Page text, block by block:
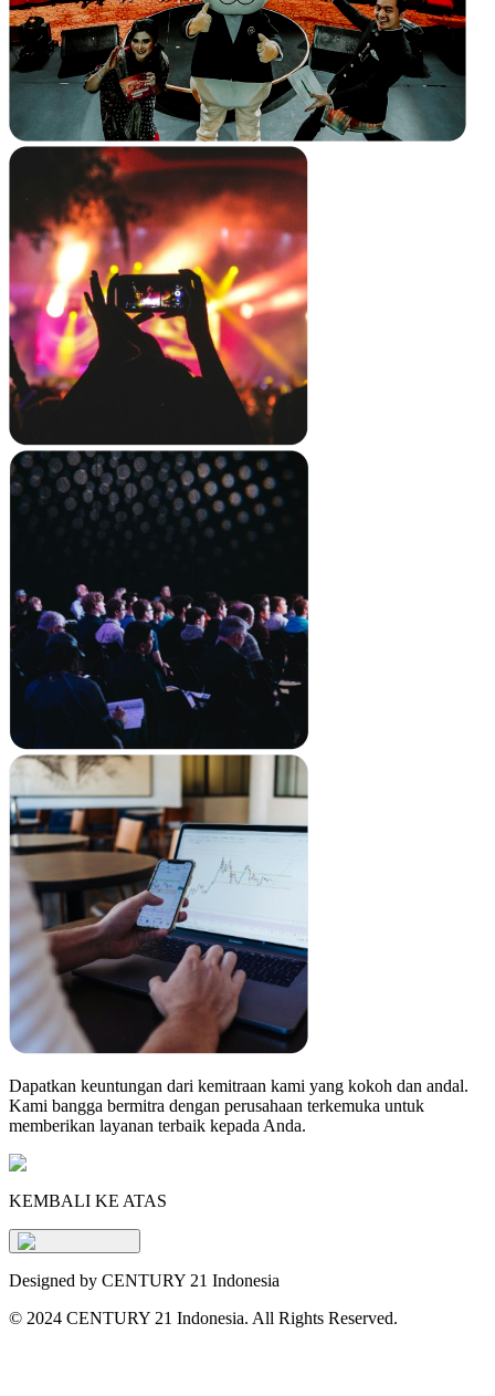
Dapatkan keuntungan dari kemitraan kami yang kokoh dan andal.
Kami bangga bermitra dengan perusahaan terkemuka untuk
memberikan layanan terbaik kepada Anda.
KEMBALI KE ATAS
Designed by CENTURY 21 Indonesia
© 2024 CENTURY 21 Indonesia. All Rights Reserved.